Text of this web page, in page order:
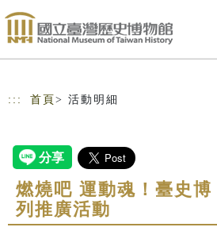
跳到主要內容
網站導覽
::: 首頁 > 活動明細
燃燒吧 運動魂！臺史
列推廣活動